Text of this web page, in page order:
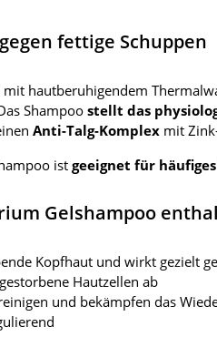
fettige Schuppen
hautberuhigendem
Shampoo stellt das
Anti-Talg-Komplex mit
ist geeignet für
Gelshampoo
Kopfhaut und wirkt gezielt
Hautzellen ab
und bekämpfen das